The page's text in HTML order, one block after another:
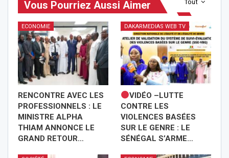
Tout
Vous Pourriez Aussi Aimer
ECONOMIE
RENCONTRE AVEC LES
PROFESSIONNELS : LE
MINISTRE ALPHA
THIAM ANNONCE LE
GRAND RETOUR…
DAKARMEDIAS WEB TV
VIDÉO –LUTTE
CONTRE LES
VIOLENCES BASÉES
SUR LE GENRE : LE
SÉNÉGAL S’ARME…